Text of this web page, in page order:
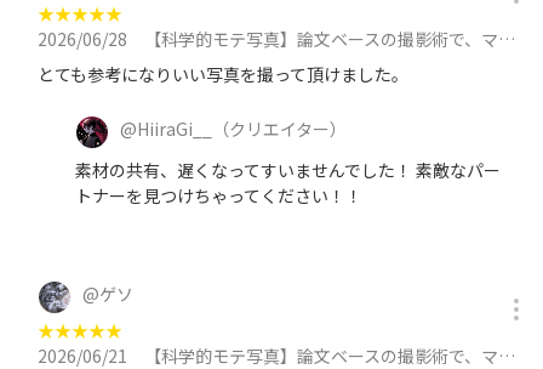
★★★★★
2026/06/28
【科学的モテ写真】論文ベースの撮影術で、マッチングアプリをハックする撮影会 in 池袋 at 6月28日（日）に参加
とても参考になりいい写真を撮って頂けました。
@HiiraGi__
（クリエイター）
素材の共有、遅くなってすいませんでした！ 素敵なパー
トナーを見つけちゃってください！！
@ゲソ
★★★★★
2026/06/21
【科学的モテ写真】論文ベースの撮影術で、マッチングアプリをハックする撮影会 in 池袋 at 6月21日（日）に参加